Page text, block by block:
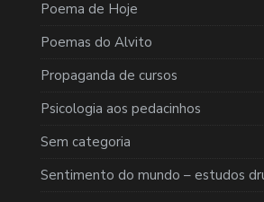
Poema de Hoje
Poemas do Alvito
Propaganda de cursos
Psicologia aos pedacinhos
Sem categoria
Sentimento do mundo – estudos